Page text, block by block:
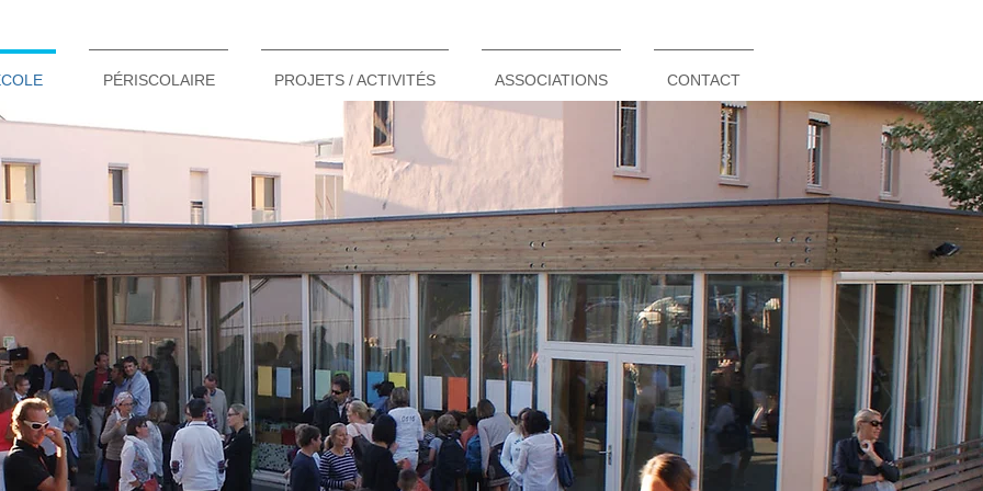
PÉRISCOLAIRE PROJETS / ACTIVITÉS ASSOCIATIONS CONTACT